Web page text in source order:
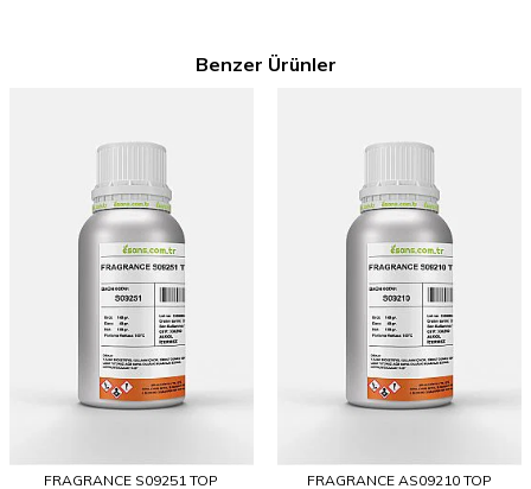
Benzer Ürünler
FRAGRANCE S09251 TOP FRAGRANCE AS09210 TOP